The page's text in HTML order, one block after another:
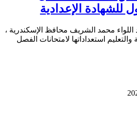
للشهادة الإعدادية
محمد الشريف محافظ الإسكندرية ،
والتعليم استعداداتها لامتحانات الفصل